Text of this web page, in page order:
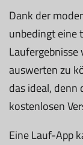
Dank der
unbedingt eine
Laufergebnisse
auswerten zu
das ideal, denn
kostenlosen
Eine Lauf-App